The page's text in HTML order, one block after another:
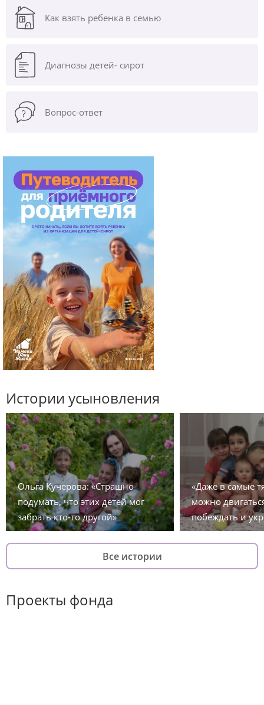
Как взять ребенка в семью
Диагнозы детей- сирот
Вопрос-ответ
Истории усыновления
Ольга Кучерова: «Страшно
подумать, что этих детей мог
забрать кто-то другой»
«Даже в самые
можно
побеждать и
Все истории
Проекты фонда